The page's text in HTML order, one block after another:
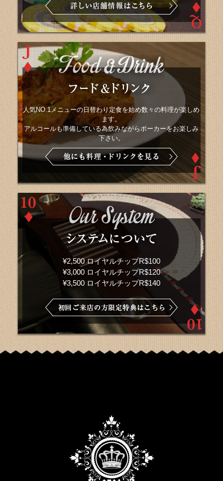
人気NO.1メニューの日替わり定食を始め数々の料理が楽しめ
ます。
アルコールも準備している為飲みながらポーカーをお楽しみ
下さい。
¥2,500 ロイヤルチップR$100
¥3,000 ロイヤルチップR$120
¥3,500 ロイヤルチップR$140